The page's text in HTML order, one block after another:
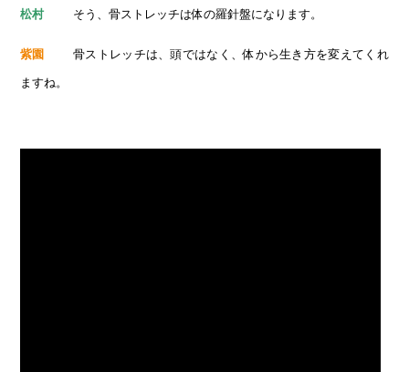
松村 そう、骨ストレッチは体の羅針盤になります。
紫園 骨ストレッチは、頭ではなく、体から生き方を変えてくれ
ますね。